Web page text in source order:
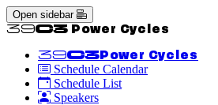
Open sidebar
<<39C3 Power Cycles
<<39C3 Power Cycles
Schedule Calendar
Schedule List
Speakers